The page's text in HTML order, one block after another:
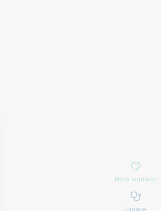
Nous soutenir
Espace